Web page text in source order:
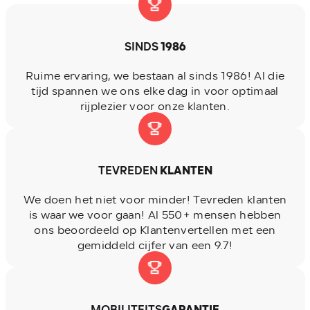
SINDS1986
Ruime ervaring, we bestaan al sinds 1986! Al die
tijd spannen we ons elke dag in voor optimaal
rijplezier voor onze klanten.
TEVREDEN KLANTEN
We doen het niet voor minder! Tevreden klanten
is waar we voor gaan! Al 550+ mensen hebben
ons beoordeeld op Klantenvertellen met een
gemiddeld cijfer van een 9.7!